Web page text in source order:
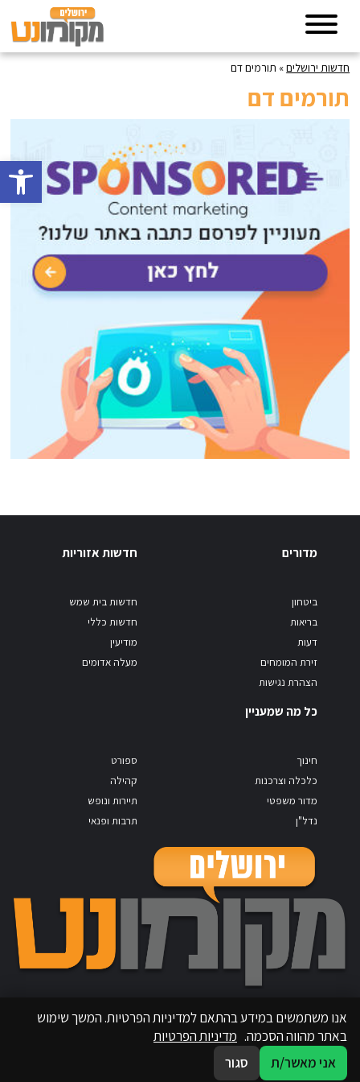
פתח
חדשות ירושלים» תורמים דם
תורמים דם
מדורים
ביטחון
בריאות
דעות
זירת המומחים
הצהרת נגישות
חדשות אזוריות
חדשות בית שמש
חדשות כללי
מודיעין
מעלה אדומים
כל מה שמעניין
חינוך
כלכלה וצרכנות
מדור משפטי
נדל"ן
ספורט
קהילה
תיירות ונופש
תרבות ופנאי
אנו משתמשים במידע בהתאם למדיניות הפרטיות. המשך שימוש
באתר מהווה הסכמה. מדיניות הפרטיות
אני מאשר/ת
סגור